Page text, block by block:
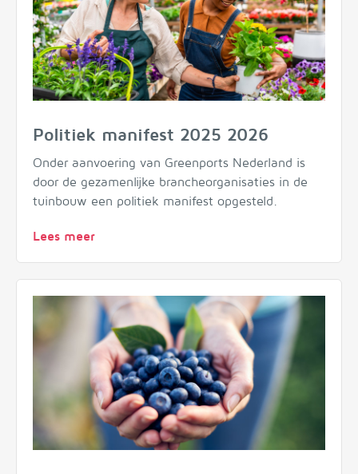
Politiek manifest 2025 2026
Onder aanvoering van Greenports Nederland is
door de gezamenlijke brancheorganisaties in de
tuinbouw een politiek manifest opgesteld.
Lees meer